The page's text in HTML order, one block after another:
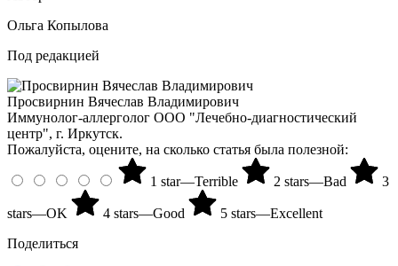
Ольга Копылова
Под редакцией
Просвирнин Вячеслав Владимирович
Иммунолог-аллерголог ООО "Лечебно-диагностический
центр", г. Иркутск.
Пожалуйста, оцените, на сколько статья была полезной:
1 star—Terrible 2 stars—Bad 3
stars—OK 4 stars—Good
5 stars—Excellent
Поделиться